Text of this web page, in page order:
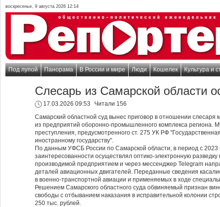
воскресенье, 9 августа 2026 12:14
Под лупой Панорама В России и мире Люди Кошелек Культура и
Слесарь из Самарской области
17.03.2026 09:53
Читали 156
Самарский областной суд вынес приговор в отношении слесаря
из предприятий оборонно‑промышленного комплекса региона.
преступления, предусмотренного ст. 275 УК РФ
иностранному государству".
По данным УФСБ России по Самарской области, в период с 2023
заинтересованности осуществлял оптико‑электронную
производимой предприятием и через мессенджер Telegram
деталей авиационных двигателей. Переданные сведения
в военно‑транспортной авиации и применяемых в ходе
Решением Самарского областного суда обвиняемый признан
свободы с отбыванием наказания в исправительной колонии
250 тыс. рублей.